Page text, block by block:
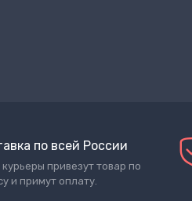
по всей России
привезут товар по
и примут оплату.